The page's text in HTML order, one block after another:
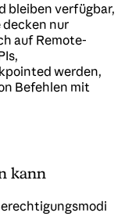
bleiben verfügbar,
decken nur
auf Remote-
werden,
Befehlen mit
kann